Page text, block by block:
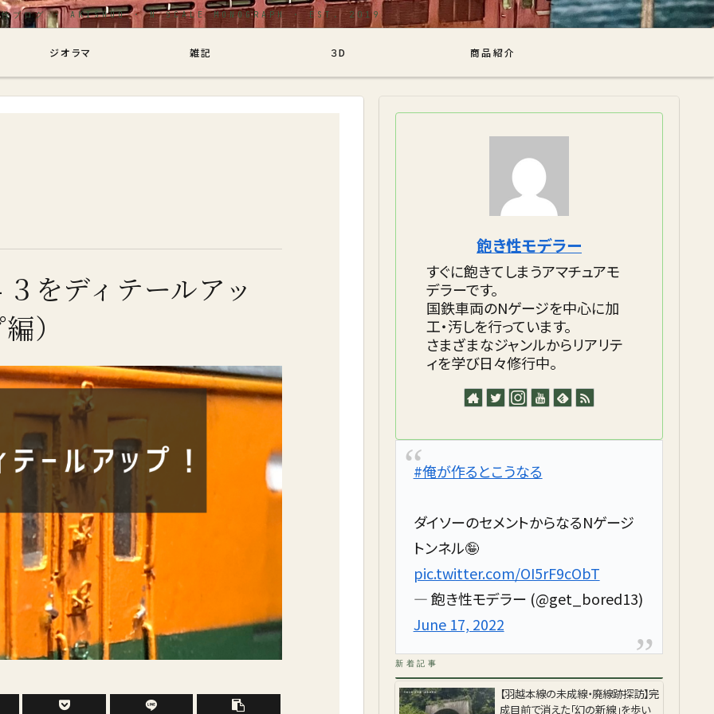
ジオラマ 雑記 ３D 商品紹介
をディテールアッ
）
飽き性モデラー
すぐに飽きてしまうアマチュアモ
デラーです。
国鉄車両のNゲージを中心に加
工・汚しを行っています。
さまざまなジャンルからリアリテ
ィを学び日々修行中。
#俺が作るとこうなる
ダイソーのセメントからなるNゲージ
トンネル🤪
pic.twitter.com/OI5rF9cObT
— 飽き性モデラー (@get_bored13)
June 17, 2022
新着記事
【羽越本線の未成線・廃線跡探訪】完
成目前で消えた「幻の新線」を歩い